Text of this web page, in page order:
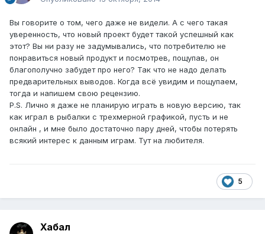
Вы говорите о том, чего даже не видели. А с чего такая
уверенность, что новый проект будет такой успешный как
этот? Вы ни разу не задумывались, что потребителю не
понравиться новый продукт и посмотрев, пощупав, он
благополучно забудет про него? Так что не надо делать
предварительных выводов. Когда всё увидим и пощупаем,
тогда и напишем свою рецензию.
P.S. Лично я даже не планирую играть в новую версию, так
как играл в рыбалки с трехмерной графикой, пусть и не
онлайн , и мне было достаточно пару дней, чтобы потерять
всякий интерес к данным играм. Тут на любителя.
5
Хабал